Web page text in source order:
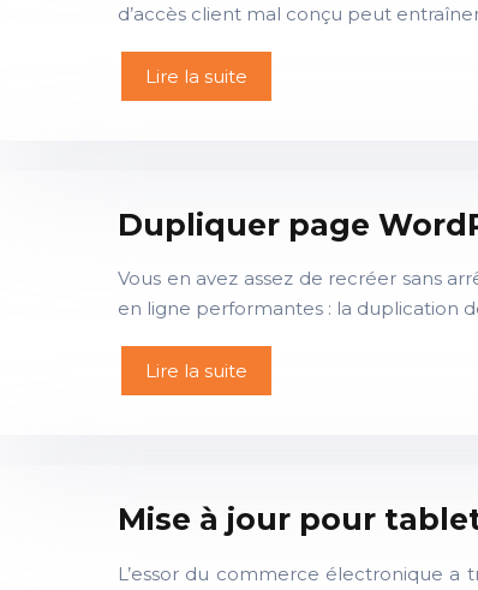
d’accès client mal conçu peut
Lire la suite
Dupliquer page
Vous en avez assez de recréer sans
en ligne performantes : la duplication
Lire la suite
Mise à jour pour
L’essor du commerce électronique a